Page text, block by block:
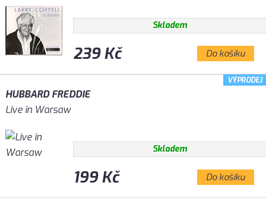
Skladem
239 Kč Do košíku
HUBBARD FREDDIE
Live in Warsaw
Skladem
199 Kč Do košíku
VÝPRODEJ